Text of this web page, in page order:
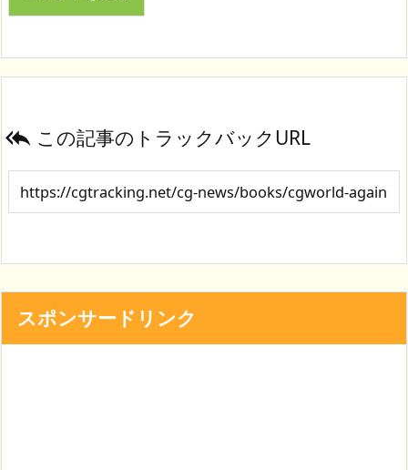
 この記事のトラックバックURL
スポンサードリンク